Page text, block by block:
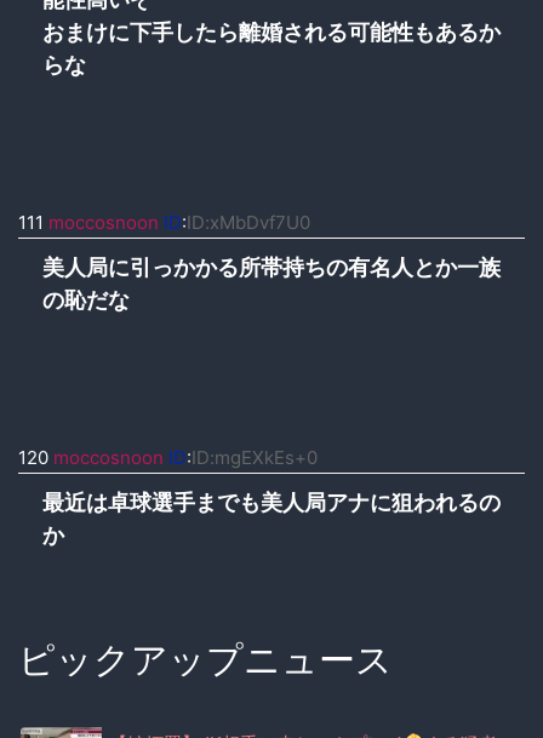
おまけに下手したら離婚される可能性もあるか
らな
111 moccosnoon ID:ID:xMbDvf7U0
美人局に引っかかる所帯持ちの有名人とか一族
の恥だな
120 moccosnoon ID:ID:mgEXkEs+0
最近は卓球選手までも美人局アナに狙われるの
か
ピックアップニュース